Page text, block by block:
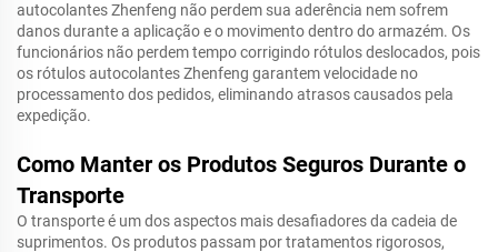
autocolantes Zhenfeng não perdem sua aderência nem sofrem
danos durante a aplicação e o movimento dentro do armazém. Os
funcionários não perdem tempo corrigindo rótulos deslocados, pois
os rótulos autocolantes Zhenfeng garantem velocidade no
processamento dos pedidos, eliminando atrasos causados pela
expedição.
Como Manter os Produtos Seguros Durante o
Transporte
O transporte é um dos aspectos mais desafiadores da cadeia de
suprimentos. Os produtos passam por tratamentos rigorosos,